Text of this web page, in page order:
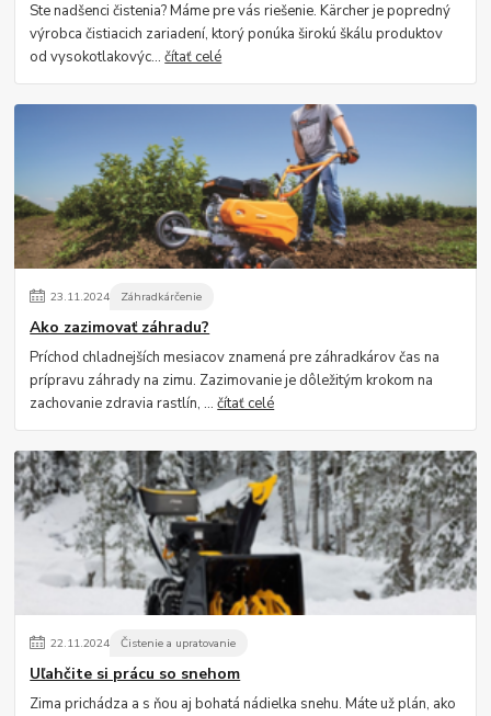
Ste nadšenci čistenia? Máme pre vás riešenie. Kärcher je popredný
výrobca čistiacich zariadení, ktorý ponúka širokú škálu produktov
od vysokotlakovýc...čítať celé
23.11.2024 Záhradkárčenie
Ako zazimovať záhradu?
Príchod chladnejších mesiacov znamená pre záhradkárov čas na
prípravu záhrady na zimu. Zazimovanie je dôležitým krokom na
zachovanie zdravia rastlín, ...čítať celé
22.11.2024 Čistenie a upratovanie
Uľahčite si prácu so snehom
Zima prichádza a s ňou aj bohatá nádielka snehu. Máte už plán, ako